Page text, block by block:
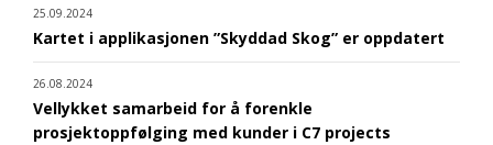
25.09.2024
Kartet i applikasjonen ”Skyddad Skog” er oppdatert
26.08.2024
Vellykket samarbeid for å forenkle
prosjektoppfølging med kunder i C7 projects